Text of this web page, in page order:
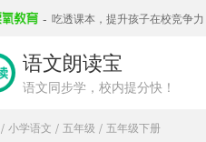
- 吃透课本，提升孩子在校竞争力
语文朗读宝
语文同步学，校内提分快！
/ 小学语文 / 五年级 / 五年级下册